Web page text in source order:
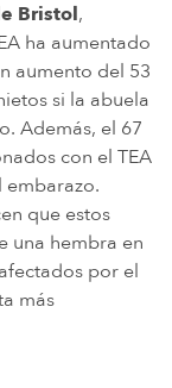
Bristol,
ha aumentado
aumento del 53
si la abuela
Además, el 67
con el TEA
embarazo.
que estos
una hembra en
por el
más